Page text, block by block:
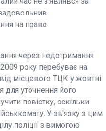
на право
через недотримання
року перебуває на
місцевого ТЦК у жовтні
для уточнення його
повістку, оскільки
У зв'язку з цим
поліції з вимогою